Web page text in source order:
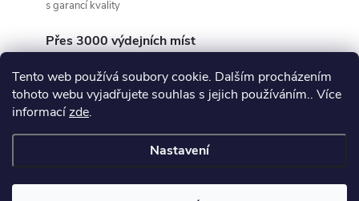
Tento web používá soubory cookie. Dalším procházením
tohoto webu vyjadřujete souhlas s jejich používáním.. Více
informacízde.
Nastavení
v
k
y
v
ý
s garancí kvality
Přes 3000 výdejních míst
Z
Copyright 20263DKÚLNA. Všechna práva vyhrazena.